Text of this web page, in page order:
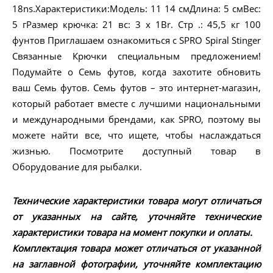
18ns.Характеристики:Модель: 11 14 смДлина: 5 смВес:
5 гРазмер крючка: 21 вс: 3 х 1Br. Стр .: 45,5 кг 100
фунтов Приглашаем ознакомиться с SPRO Spiral Stinger
Связанные Крючки специальным предложением!
Подумайте о Семь футов, когда захотите обновить
ваш Семь футов. Семь футов – это интернет-магазин,
который работает вместе с лучшими национальными
и международными брендами, как SPRO, поэтому вы
можете найти все, что ищете, чтобы наслаждаться
жизнью. Посмотрите доступный товар в
Оборудование для рыбалки.
Технические характеристики товара могут отличаться
от указанных на сайте, уточняйте технические
характеристики товара на момент покупки и оплаты.
Комплектация товара может отличаться от указанной
на заглавной фотографии, уточняйте комплектацию